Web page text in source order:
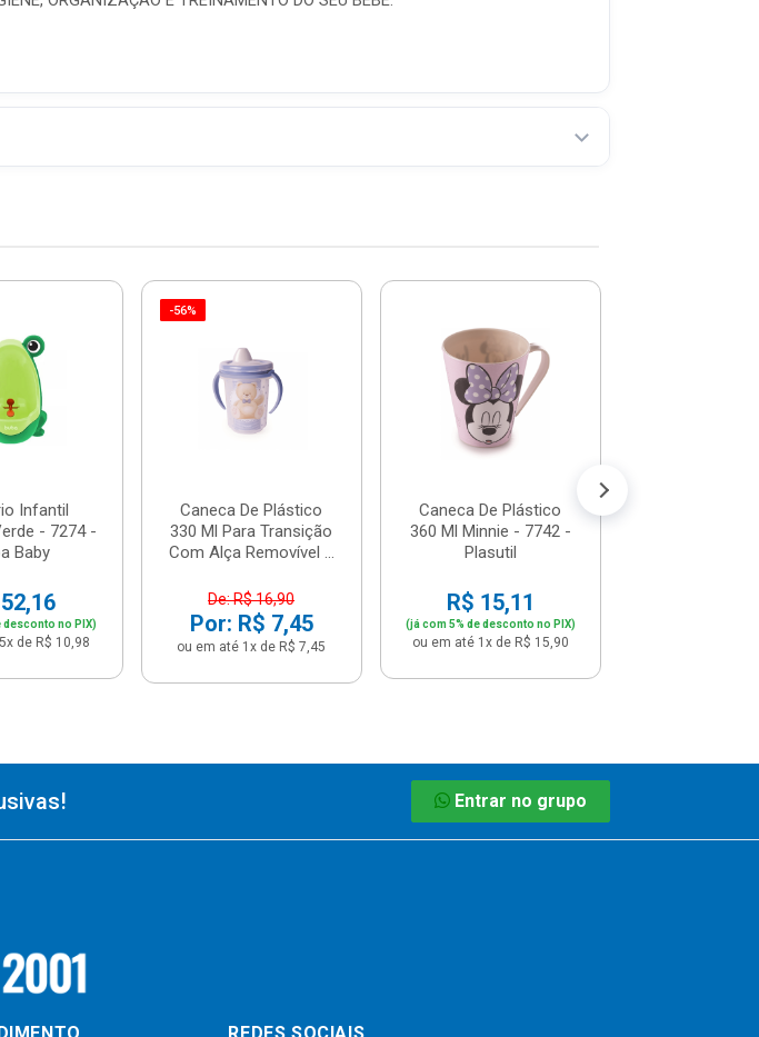
Infantil
- 7274 -
Baby
desconto no PIX)
de R$ 10,98
-56%
Caneca De Plástico
330 Ml Para Transição
Com Alça Removível ...
De: R$ 16,90
Por: R$ 7,45
ou em até 1x de R$ 7,45
Caneca De Plástico
360 Ml Minnie - 7742 -
Plasutil
R$ 15,11
(já com 5% de desconto no PIX)
ou em até 1x de R$ 15,90
Entrar no grupo